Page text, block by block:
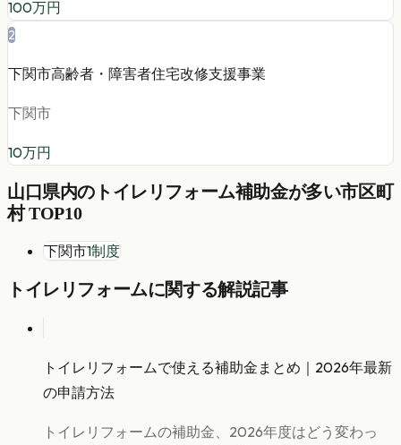
100万円
2
下関市高齢者・障害者住宅改修支援事業
下関市
10万円
山口県内の トイレリフォーム補助金が多い市区町
村 TOP10
下関市1制度
トイレリフォームに関する解説記事
トイレリフォームで使える補助金まとめ｜2026年最新
の申請方法
トイレリフォームの補助金、2026年度はどう変わっ